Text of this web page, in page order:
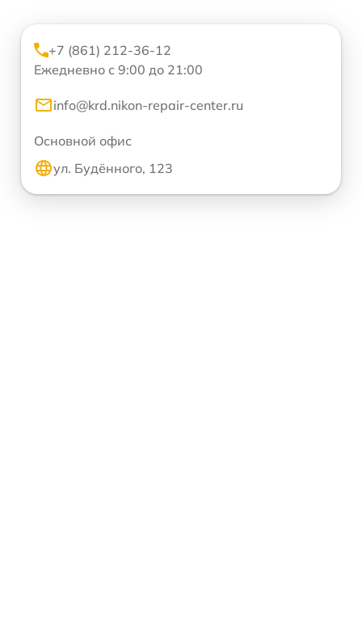
+7 (861) 212-36-12
Ежедневно с 9:00 до 21:00
info@krd.nikon-repair-center.ru
Основной офис
ул. Будённого, 123